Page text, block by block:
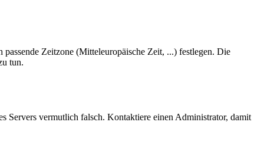
Zeitzone (Mitteleuropäische Zeit, ...) festlegen. Die
tun.
Servers vermutlich falsch. Kontaktiere einen Administrator, damit